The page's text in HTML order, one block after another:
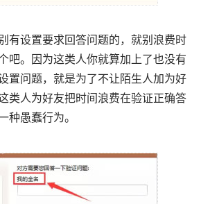
有设置要求回答问题的，就别浪费时
吧。因为这类人你就算加上了也没有
置问题，就是为了不让陌生人加为好
类人为好友把时间浪费在验证正确答
种愚蠢行为。